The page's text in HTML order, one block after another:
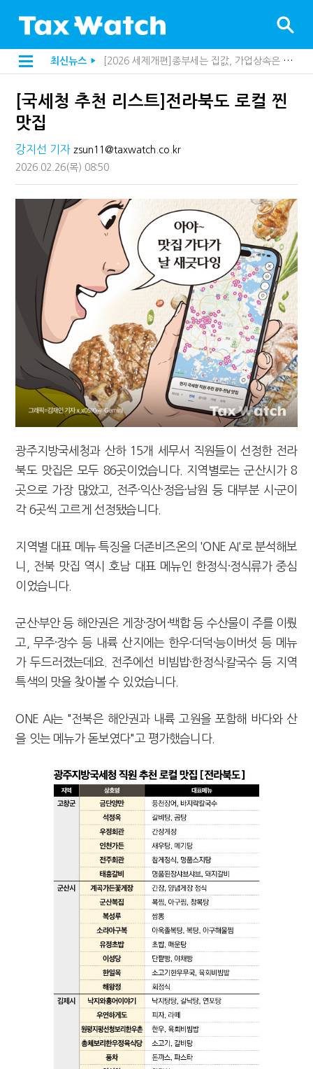
최신뉴스 ▶
[2026 세제개편]종부세는 집값, 가업상속은 기술…납세자가 꼭 볼 5가지
[2026 세제개편]10년 실거주도 불안…1주택자 세 부담 어떻게 달라질까
내 지분만 봤다간 낭패…주식 양도세 추징 부른 '3가지 실수'
세무법인 HKL, 조사·재산세 전문가 임종수 세무사 영입
김밥엔 어떤 술 어울릴까?…국세청이 K-푸드 꺼낸 까닭
"세무플랫폼 문제 해결될 것"…세무사회 진단, 왜
배달라이더 원천징수 세금 인하…환급 플랫폼 수익성 악화될까
상속·증여세 조사, 이제 코인거래소까지 샅샅이 본다
고액자산가 더 옥죈다…해외신탁 미신고 제보에 포상금
반도체·AI로봇 국내 생산땐 세금 깎아준다
"오래 보유보다 오래 살아야"…1주택 세금 '실거주' 중심으로
강남이 좋다는 건 옛말…강서세무서장이 더 낫다?
[2026 세제개편]"상속 닥치면 늦다"…가업승계 성패, 시간에 달렸다
[국세청 추천 리스트]전라북도 로컬 찐
맛집
강지선 기자 zsun11@taxwatch.co.kr
2026.02.26(목) 08:50
광주지방국세청과 산하 15개 세무서 직원들이 선정한 전라
북도 맛집은 모두 86곳이었습니다. 지역별로는 군산시가 8
곳으로 가장 많았고, 전주·익산·정읍·남원 등 대부분 시·군이
각 6곳씩 고르게 선정됐습니다.
지역별 대표 메뉴 특징을 더존비즈온의 'ONE AI'로 분석해보
니, 전북 맛집 역시 호남 대표 메뉴인 한정식·정식류가 중심
이었습니다.
군산·부안 등 해안권은 게장·장어·백합 등 수산물이 주를 이뤘
고, 무주·장수 등 내륙 산지에는 한우·더덕·능이버섯 등 메뉴
가 두드러졌는데요. 전주에선 비빔밥·한정식·칼국수 등 지역
특색의 맛을 찾아볼 수 있었습니다.
ONE AI는 "전북은 해안권과 내륙 고원을 포함해 바다와 산
을 잇는 메뉴가 돋보였다"고 평가했습니다.